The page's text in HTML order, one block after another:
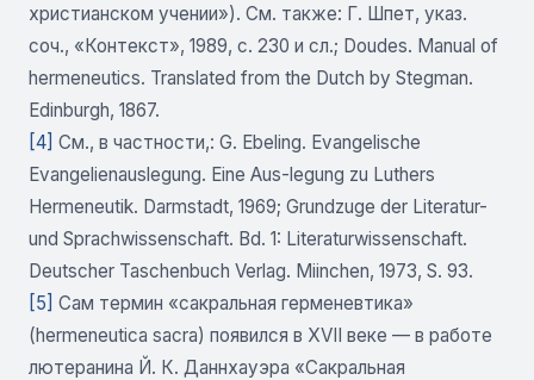
христианском учении»). См. также: Г. Шпет, указ.
соч., «Контекст», 1989, с. 230 и сл.; Doudes. Manual of
hermeneutics. Translated from the Dutch by Stegman.
Edinburgh, 1867.
[4] См., в частности,: G. Ebeling. Evangelische
Evangelienauslegung. Eine Aus-legung zu Luthers
Hermeneutik. Darmstadt, 1969; Grundzuge der Literatur-
und Sprachwissenschaft. Bd. 1: Literaturwissenschaft.
Deutscher Taschenbuch Verlag. Miinchen, 1973, S. 93.
[5] Сам термин «сакральная герменевтика»
(hermeneutica sacra) появился в XVII веке — в работе
лютеранина Й. К. Даннхауэра «Сакральная